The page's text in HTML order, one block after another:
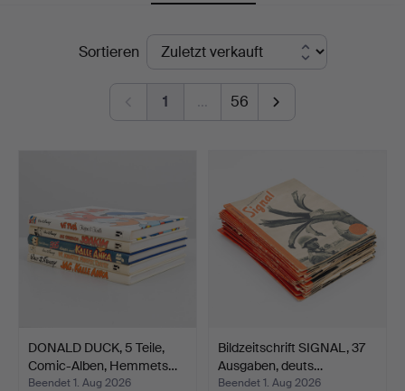
Auktionshuset
EndpreiseSortieren
1 … 56
DONALD DUCK, 5 Teile,
Comic-Alben, Hemmets…
Beendet 1. Aug 2026
Bildzeitschrift SIGNAL, 37
Ausgaben, deuts…
Beendet 1. Aug 2026